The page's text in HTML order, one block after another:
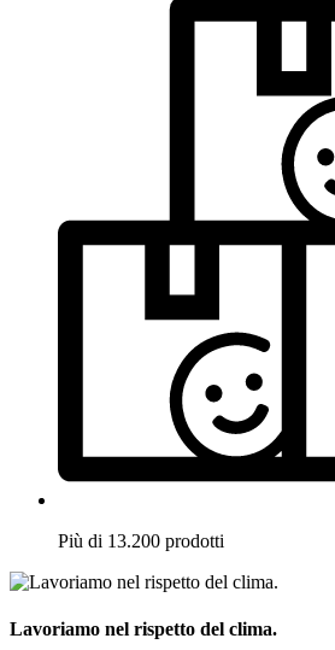
Più di 13.200 prodotti
Lavoriamo nel rispetto del clima.